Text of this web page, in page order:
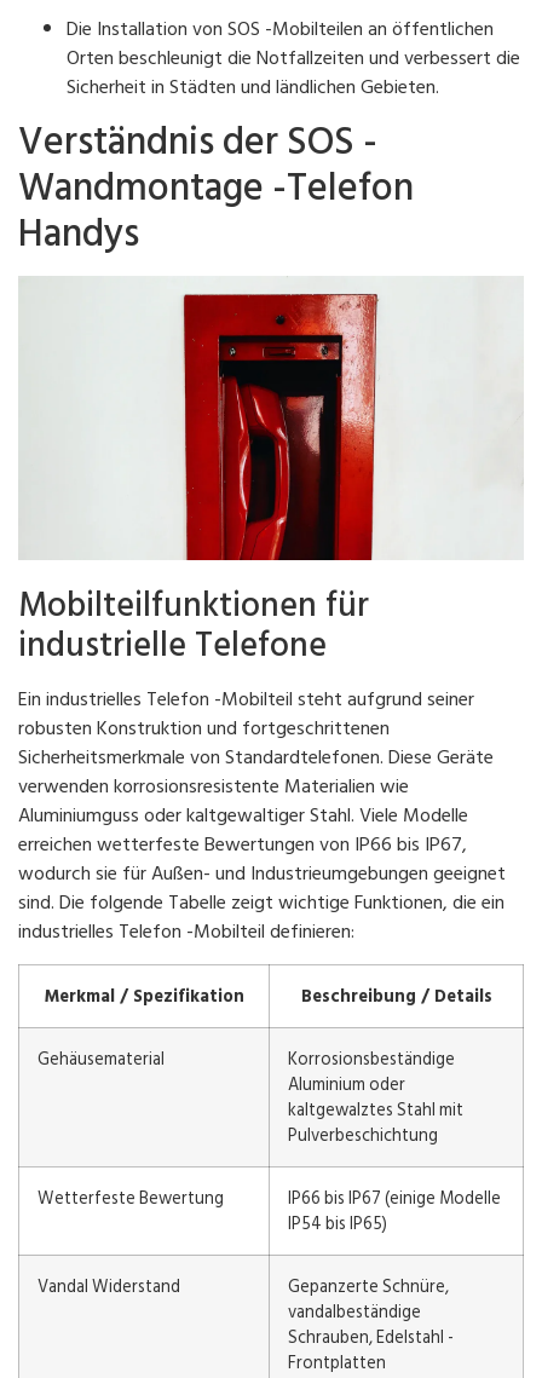
Die Installation von SOS -Mobilteilen an öffentlichen
Orten beschleunigt die Notfallzeiten und verbessert die
Sicherheit in Städten und ländlichen Gebieten.
Verständnis der SOS -
Wandmontage -Telefon
Handys
Mobilteilfunktionen für
industrielle Telefone
Ein industrielles Telefon -Mobilteil steht aufgrund seiner
robusten Konstruktion und fortgeschrittenen
Sicherheitsmerkmale von Standardtelefonen. Diese Geräte
verwenden korrosionsresistente Materialien wie
Aluminiumguss oder kaltgewaltiger Stahl. Viele Modelle
erreichen wetterfeste Bewertungen von IP66 bis IP67,
wodurch sie für Außen- und Industrieumgebungen geeignet
sind. Die folgende Tabelle zeigt wichtige Funktionen, die ein
industrielles Telefon -Mobilteil definieren:
Merkmal / Spezifikation Beschreibung / Details
Gehäusematerial
Korrosionsbeständige
Aluminium oder
kaltgewalztes Stahl mit
Pulverbeschichtung
Wetterfeste Bewertung
IP66 bis IP67 (einige Modelle
IP54 bis IP65)
Vandal Widerstand
Gepanzerte Schnüre,
vandalbeständige
Schrauben, Edelstahl -
Frontplatten